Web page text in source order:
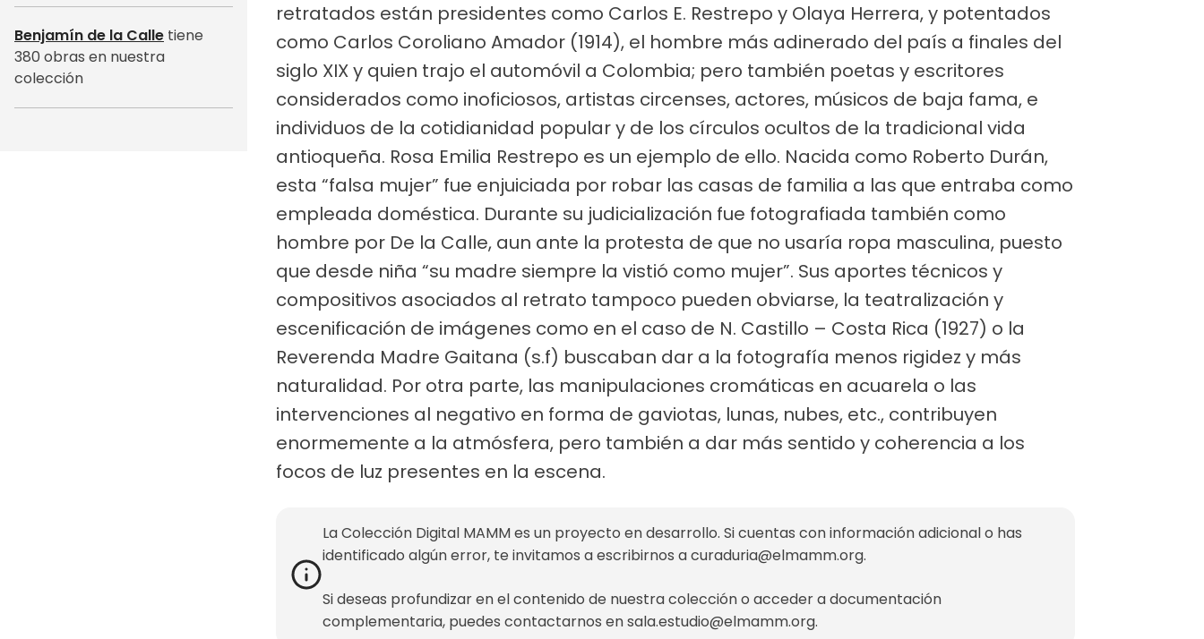
retratados están presidentes como Carlos E. Restrepo y Olaya Herrera, y potentados
como Carlos Coroliano Amador (1914), el hombre más adinerado del país a finales del
siglo XIX y quien trajo el automóvil a Colombia; pero también poetas y escritores
considerados como inoficiosos, artistas circenses, actores, músicos de baja fama, e
individuos de la cotidianidad popular y de los círculos ocultos de la tradicional vida
antioqueña. Rosa Emilia Restrepo es un ejemplo de ello. Nacida como Roberto Durán,
esta “falsa mujer” fue enjuiciada por robar las casas de familia a las que entraba como
empleada doméstica. Durante su judicialización fue fotografiada también como
hombre por De la Calle, aun ante la protesta de que no usaría ropa masculina, puesto
que desde niña “su madre siempre la vistió como mujer”. Sus aportes técnicos y
compositivos asociados al retrato tampoco pueden obviarse, la teatralización y
escenificación de imágenes como en el caso de N. Castillo – Costa Rica (1927) o la
Reverenda Madre Gaitana (s.f) buscaban dar a la fotografía menos rigidez y más
naturalidad. Por otra parte, las manipulaciones cromáticas en acuarela o las
intervenciones al negativo en forma de gaviotas, lunas, nubes, etc., contribuyen
enormemente a la atmósfera, pero también a dar más sentido y coherencia a los
focos de luz presentes en la escena.
La Colección Digital MAMM es un proyecto en desarrollo. Si cuentas con información adicional o has
identificado algún error, te invitamos a escribirnos acuraduria@elmamm.org.
Si deseas profundizar en el contenido de nuestra colección o acceder a documentación
complementaria, puedes contactarnos ensala.estudio@elmamm.org.
Benjamín de la Calle tiene
380 obras en nuestra
colección